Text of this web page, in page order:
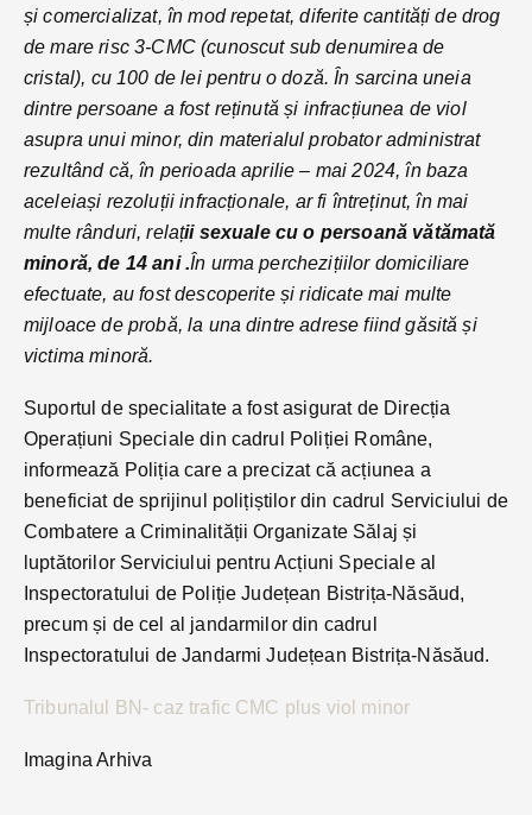
și comercializat, în mod repetat, diferite cantități de drog
de mare risc 3-CMC (cunoscut sub denumirea de
cristal), cu 100 de lei pentru o doză. În sarcina uneia
dintre persoane a fost reținută și infracțiunea de viol
asupra unui minor, din materialul probator administrat
rezultând că, în perioada aprilie – mai 2024, în baza
aceleiași rezoluții infracționale, ar fi întreținut, în mai
multe rânduri, relații sexuale cu o persoană vătămată
minoră, de 14 ani .În urma perchezițiilor domiciliare
efectuate, au fost descoperite și ridicate mai multe
mijloace de probă, la una dintre adrese fiind găsită și
victima minoră.
Suportul de specialitate a fost asigurat de Direcția
Operațiuni Speciale din cadrul Poliției Române,
informează Poliția care a precizat că acțiunea a
beneficiat de sprijinul polițiștilor din cadrul Serviciului de
Combatere a Criminalității Organizate Sălaj și
luptătorilor Serviciului pentru Acțiuni Speciale al
Inspectoratului de Poliție Județean Bistrița-Năsăud,
precum și de cel al jandarmilor din cadrul
Inspectoratului de Jandarmi Județean Bistrița-Năsăud.
Tribunalul BN- caz trafic CMC plus viol minor
Imagina Arhiva